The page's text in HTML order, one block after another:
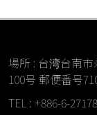
場所 : 台湾台南
100号 郵便番号
TEL : +886-6-